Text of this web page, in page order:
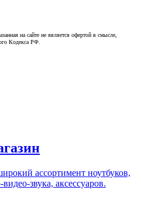
на сайте не является офертой в смысле,
Кодекса РФ.
ассортимент ноутбуков,
звука, аксессуаров.